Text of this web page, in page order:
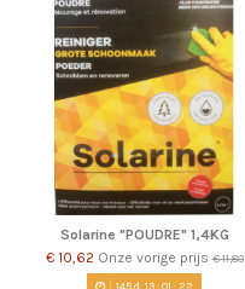
Solarine "POUDRE" 1,4KG
€ 10,62 Onze vorige prijs€ 11,80
145d. 13:01 :22